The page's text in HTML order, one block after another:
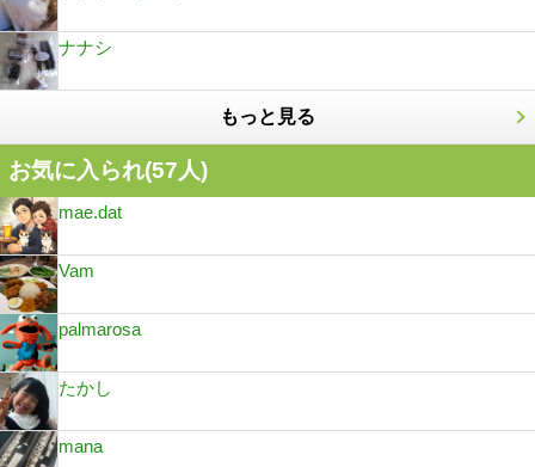
ナナシ
もっと見る
お気に入られ(57人)
mae.dat
Vam
palmarosa
たかし
mana